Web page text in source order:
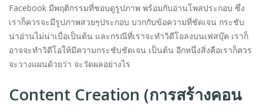
Facebook มีพฤติกรรมที่ชอบดูรูปภาพ พร้อมกับอ่านโพสประกอบ ซึ่ง
เราก็ควรจะมีรูปภาพสวยๆประกอบ บวกกับข้อความที่ชัดเจน กระชับ
น่าอ่านไม่น่าเบื่อเป็นต้น และกรณีที่เราจะทำวิดีโอลงบนเฟสบุ๊ค เราก็
อาจจะทำวิดีโอให้มีความกระชับชัดเจน เป็นต้น อีกหนึ่งสิ่งคือเราก็ควร
จะวางแผนด้วยว่า จะวัดผลอย่างไร
Content Creation (การสร้างคอน